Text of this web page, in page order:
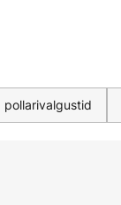
pollarivalgustid